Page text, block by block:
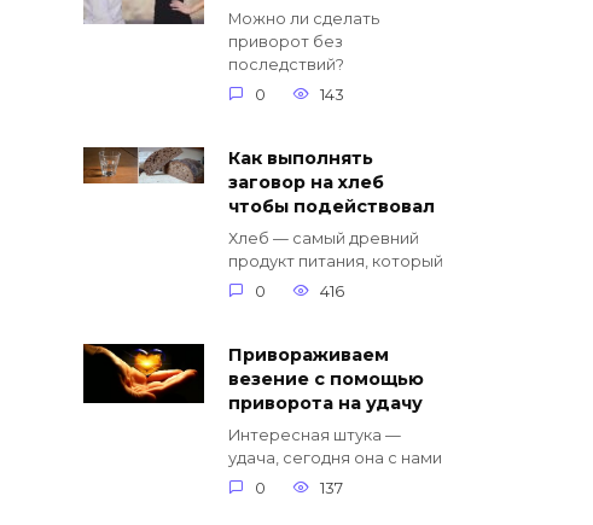
Можно ли сделать
приворот без
последствий?
0
143
Как выполнять
заговор на хлеб
чтобы подействовал
Хлеб — самый древний
продукт питания, который
0
416
Привораживаем
везение с помощью
приворота на удачу
Интересная штука —
удача, сегодня она с нами
0
137